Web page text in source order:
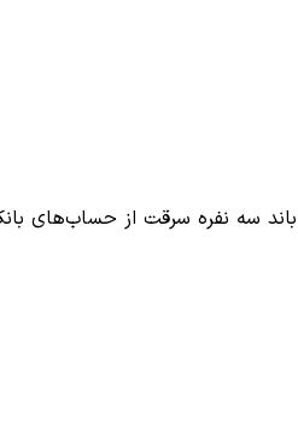
سه نفره سرقت از حساب‌های